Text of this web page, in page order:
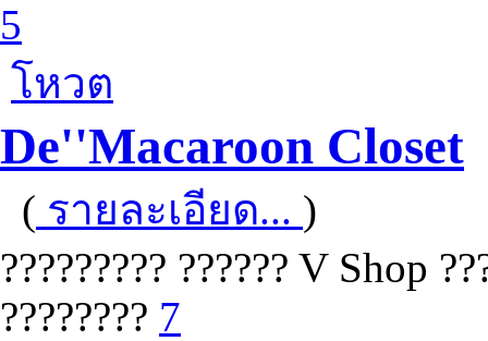
5
โหวต
De''Macaroon Closet
( รายละเอียด... )
????????? ?????? V Shop
???????? 7